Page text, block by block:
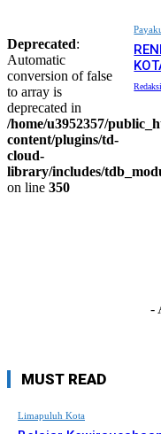
Deprecated:
Automatic
conversion of false
to array is
deprecated in
/home/u3952357/
content/plugins/td-
cloud-
library/includes/
on line 350
Redaksi
-
MUST READ
Limapuluh Kota